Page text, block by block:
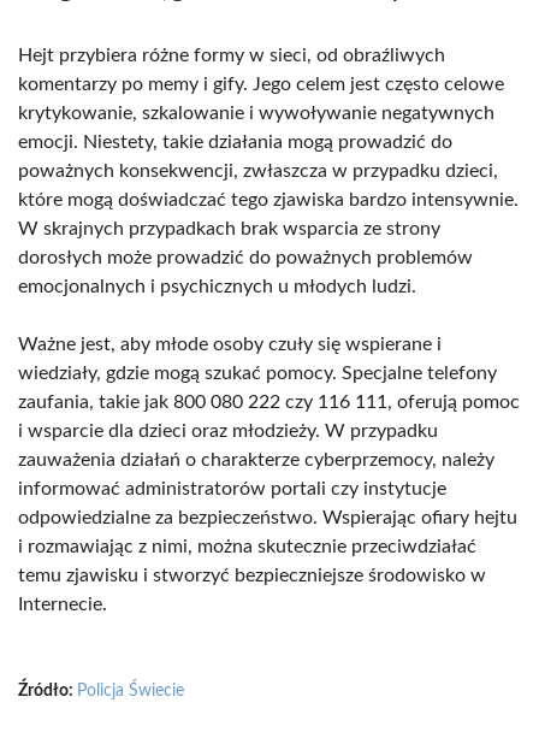
Hejt przybiera różne formy w sieci, od obraźliwych
komentarzy po memy i gify. Jego celem jest często celowe
krytykowanie, szkalowanie i wywoływanie negatywnych
emocji. Niestety, takie działania mogą prowadzić do
poważnych konsekwencji, zwłaszcza w przypadku dzieci,
które mogą doświadczać tego zjawiska bardzo intensywnie.
W skrajnych przypadkach brak wsparcia ze strony
dorosłych może prowadzić do poważnych problemów
emocjonalnych i psychicznych u młodych ludzi.
Ważne jest, aby młode osoby czuły się wspierane i
wiedziały, gdzie mogą szukać pomocy. Specjalne telefony
zaufania, takie jak 800 080 222 czy 116 111, oferują pomoc
i wsparcie dla dzieci oraz młodzieży. W przypadku
zauważenia działań o charakterze cyberprzemocy, należy
informować administratorów portali czy instytucje
odpowiedzialne za bezpieczeństwo. Wspierając ofiary hejtu
i rozmawiając z nimi, można skutecznie przeciwdziałać
temu zjawisku i stworzyć bezpieczniejsze środowisko w
Internecie.
Źródło: Policja Świecie